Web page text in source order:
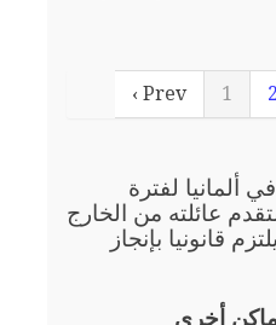
‹ Prev 1 2
ألمانيا لفترة
عائلته من الخارج
قانونيا بإنجاز
أخرى